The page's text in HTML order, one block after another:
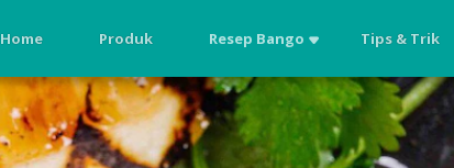
Home Produk Resep Bango Tips & Trik